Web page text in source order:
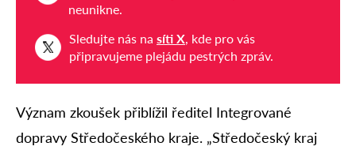
neunikne.
Sledujte nás na síti X, kde pro vás
připravujeme plejádu pestrých zpráv.
Význam zkoušek přiblížil ředitel Integrované
dopravy Středočeského kraje. „Středočeský kraj